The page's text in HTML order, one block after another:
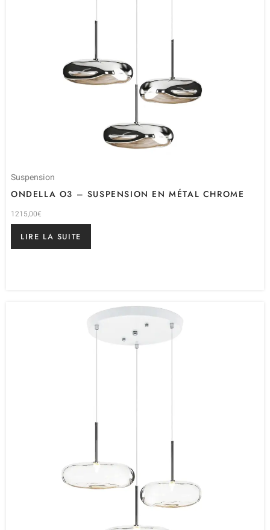
Suspension
ONDELLA O3 – SUSPENSION EN MÉTAL CHROME
1215,00€
LIRE LA SUITE